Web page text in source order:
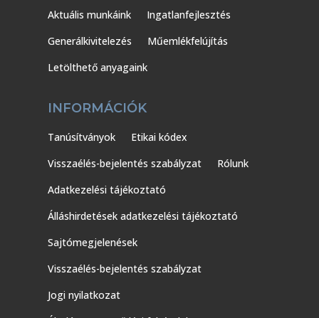
Aktuális munkáink
Ingatlanfejlesztés
Generálkivitelezés
Műemlékfelújítás
Letölthető anyagaink
INFORMÁCIÓK
Tanúsítványok
Etikai kódex
Visszaélés-bejelentés szabályzat
Rólunk
Adatkezelési tájékoztató
Álláshirdetések adatkezelési tájékoztató
Sajtómegjelenések
Visszaélés-bejelentés szabályzat
Jogi nyilatkozat